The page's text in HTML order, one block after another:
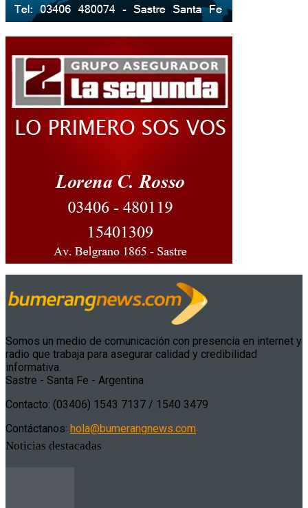
Somos un medio de comunicación con presencia en internet y
radio que trabaja para asegurar calidad y credibilidad
informativa.
Sastre - Santa Fe - Argentina
Contacto: (03406) 1543 7137 / 1540 3479
Contáctanos: hola@bumerangnews.com
Noticias destacadas